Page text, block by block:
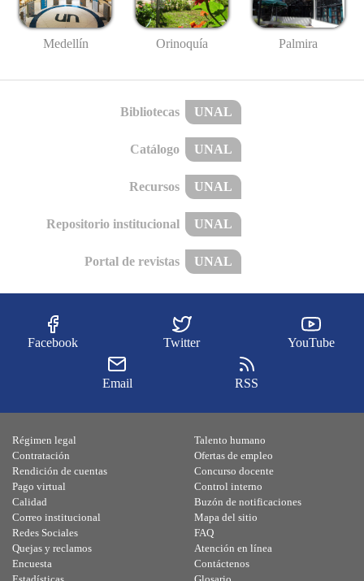
Medellín Orinoquía Palmira
Bibliotecas UNAL
Catálogo UNAL
Recursos UNAL
Repositorio institucional UNAL
Portal de revistas UNAL
Facebook Twitter YouTube
Email RSS
Régimen legal
Contratación
Rendición de cuentas
Pago virtual
Calidad
Talento humano
Ofertas de empleo
Concurso docente
Control interno
Buzón de notificaciones
Correo institucional
Redes Sociales
Quejas y reclamos
Encuesta
Mapa del sitio
FAQ
Atención en línea
Contáctenos